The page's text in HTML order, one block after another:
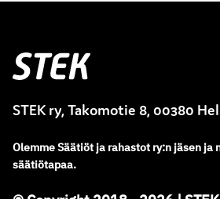
Stek
STEK ry, Takomotie 8, 00380
OlemmeSäätiöt ja rahastot ry:n jäsen ja
säätiötapaa.